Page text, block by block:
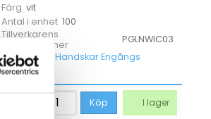
Färg vit
Antal i enhet 100
Tillverkarens
artikelnummer
PGLNWIC03
Kategorier Handskar Engångs
Köp I lager